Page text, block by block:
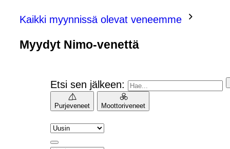
Kaikki myynnissä olevat veneemme
Myydyt Nimo-venettä
Etsi sen jälkeen:
Purjeveneet Moottoriveneet